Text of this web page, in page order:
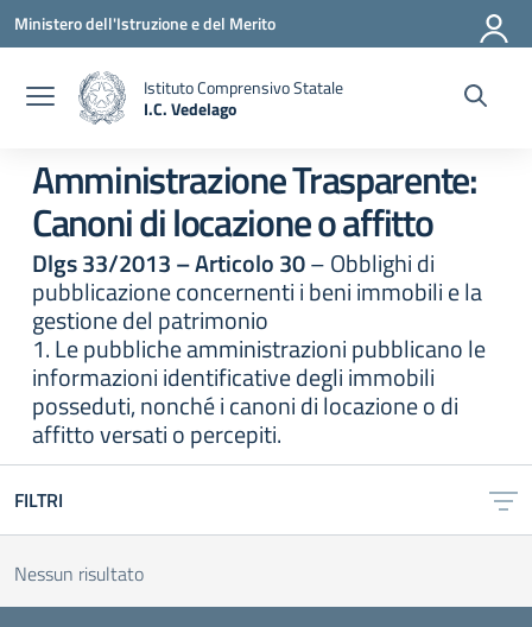
Vai ai contenuti
Vai al menu di navigazione
Vai al footer
Ministero dell'Istruzione e del Merito
Istituto Comprensivo Statale
I.C. Vedelago
— Visita la pagina iniziale della scuola
Amministrazione Trasparente:
Canoni di locazione o affitto
Dlgs 33/2013 – Articolo 30– Obblighi di
pubblicazione concernenti i beni immobili e la
gestione del patrimonio
1. Le pubbliche amministrazioni pubblicano le
informazioni identificative degli immobili
posseduti, nonché i canoni di locazione o di
affitto versati o percepiti.
FILTRI
Nessun risultato